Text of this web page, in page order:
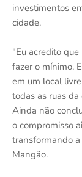
investimentos
cidade.
"Eu acredito
fazer o mínimo.
em um local
todas as ruas
Ainda não
o compromisso
transformando
Mangão.